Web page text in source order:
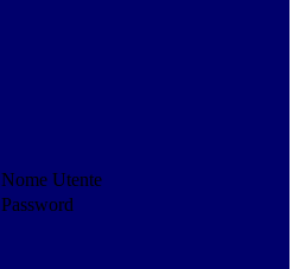
Nome Utente
Password